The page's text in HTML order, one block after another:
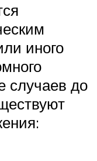
иного
случаев до